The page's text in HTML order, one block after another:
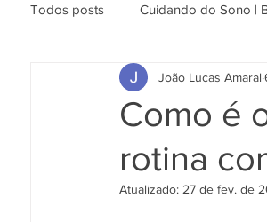
Todos posts Cuidando do Sono |
Como é
rotina
João Lucas Amaral
Atualizado: 27 de fev. de